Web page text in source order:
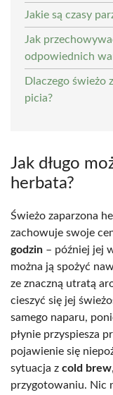
Jakie są czasy
Jak
odpowiednich
Dlaczego świeżo
picia?
Jak długo
herbata?
Świeżo zaparzona
zachowuje swoje
godzin – później jej
można ją spożyć
ze znaczną utratą
cieszyć się jej
samego naparu,
płynie przyspiesza
pojawienie się
sytuacja z cold brew
przygotowaniu. Nic